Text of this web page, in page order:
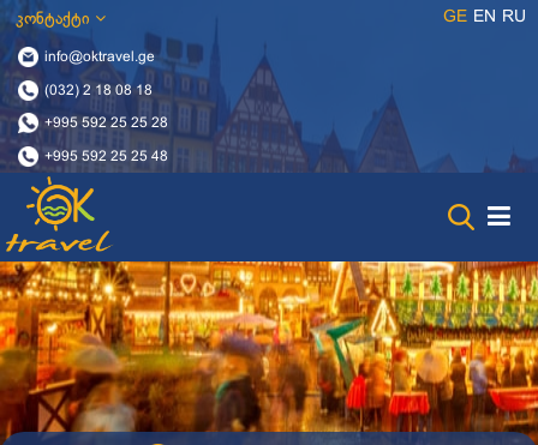
კონტაქტი
info@oktravel.ge
(032) 2 18 08 18
+995 592 25 25 28
+995 592 25 25 48
GE EN RU